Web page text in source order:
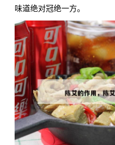
味道绝对冠绝一方。